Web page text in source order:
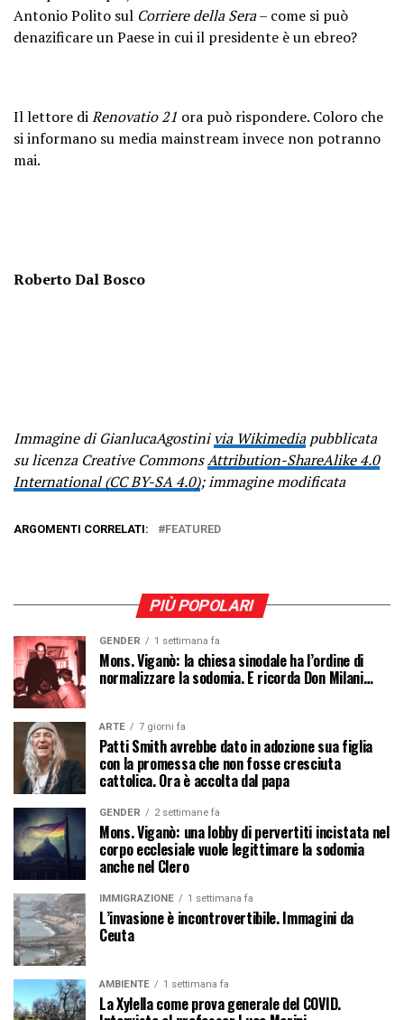
Antonio Polito sul Corriere della Sera– come si può
denazificare un Paese in cui il presidente è un ebreo?
Il lettore diRenovatio 21 ora può rispondere. Coloro che
si informano su media mainstream invece non potranno
mai.
Roberto Dal Bosco
Immagine di GianlucaAgostinivia Wikimediapubblicata
su licenza Creative CommonsAttribution-ShareAlike 4.0
International (CC BY-SA 4.0); immagine modificata
ARGOMENTI CORRELATI: FEATURED
PIÙ POPOLARI
GENDER 1 settimana fa
Mons. Viganò: la chiesa sinodale ha l’ordine di
normalizzare la sodomia. E ricorda Don Milani…
ARTE 7 giorni fa
Patti Smith avrebbe dato in adozione sua figlia
con la promessa che non fosse cresciuta
cattolica. Ora è accolta dal papa
GENDER 2 settimane fa
Mons. Viganò: una lobby di pervertiti incistata nel
corpo ecclesiale vuole legittimare la sodomia
anche nel Clero
IMMIGRAZIONE 1 settimana fa
L’invasione è incontrovertibile. Immagini da
Ceuta
AMBIENTE 1 settimana fa
La Xylella come prova generale del COVID.